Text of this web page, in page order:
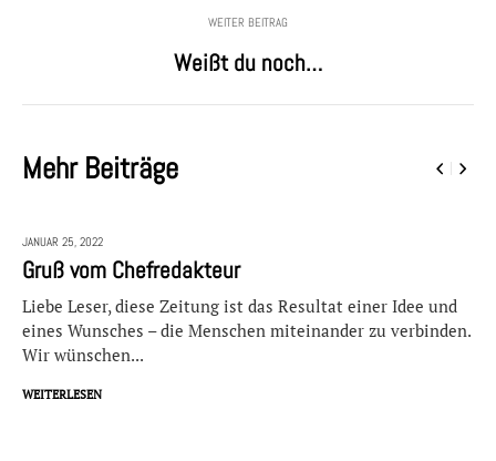
WEITER BEITRAG
Weißt du noch…
Mehr Beiträge
JANUAR 25, 2022
Gruß vom Chefredakteur
Liebe Leser, diese Zeitung ist das Resultat einer Idee und
eines Wunsches – die Menschen miteinander zu verbinden.
Wir wünschen...
WEITERLESEN